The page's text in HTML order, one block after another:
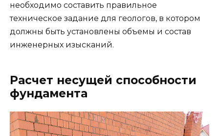
необходимо составить правильное
техническое задание для геологов, в котором
должны быть установлены объемы и состав
инженерных изысканий.
Расчет несущей способности
фундамента